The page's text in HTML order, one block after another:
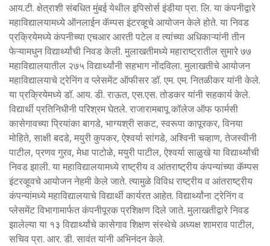
आय.टी. क्षेत्राशी संबधित मुंबई येथील इपिसोर्स इंडीया प्रा. लि. या कंपनीद्वारे
महाविद्यालयामध्ये ऑनलाईन कॅम्पस इंटरव्हूचे आयोजन केले होते. या निवड
प्रक्रियेमध्ये कंपनीच्या एचआर आरती पटेल व त्यांच्या अधिकाऱ्यांनी तीन
फेऱ्यामधुन विद्यार्थ्यांची निवड केली. मुलाखतीमध्ये महाराष्ट्रातील सुमारे ७७
महाविद्यालयातील २७५ विद्यार्थ्यांनी सहभाग नोंदविला. मुलाखतीचे आयोजन
महाविद्यालयाचे ट्रेनिंग व प्लेसमेंट ऑफीसर डॉ. एम. एम. नितळीकर यांनी केले.
या प्रक्रियेमध्ये डॉ. आय. डी. राऊत, एस.एस. तोडकर यांनी सहकार्य केले.
विद्यार्थी प्रतिनिधीनी परिश्रम घेतले. राजारामबापू कॉलेज ऑफ फार्मसी
कासेगावच्या प्रियांका बागडे, भाग्यश्री सकट, स्वरूपा कापूरकर, विनया
मोहिते, साक्षी बदडे, मयुरी कुपकर, ऐश्वर्या सांगडे, अश्विनी चव्हाण, तेजस्वीनी
पाटील, प्रणव गुरव, मेधा पाटोळे, मयुरी पाटील, ऐश्वर्या साळुखे या विद्यार्थ्यांची
निवड झाली. या महाविद्यालयामध्ये राष्ट्रीय व आंतराष्ट्रीय कंपन्यांच्या कॅम्पस
इंटरव्हूवचे आयोजन नेहमी केले जाते. त्यामुळे विविध राष्ट्रीय व आंतराष्ट्रीय
कंपन्यांमध्ये महाविद्यालयाचे विद्यार्थी कार्यरत आहेत. विद्यार्थ्यांना ट्रेनिंग व
प्लेसमेंट विभागामार्फत कंपनीपूरक प्रशिक्षण दिले जाते. मुलाखतीद्वारे निवड
झालेल्या या १३ विद्यार्थ्यांचे कासेगाव शिक्षण संस्थेचे अध्यक्ष शामराव पाटील,
सचिव प्रा. आर. डी. सावंत यांनी अभिनंदन केले.